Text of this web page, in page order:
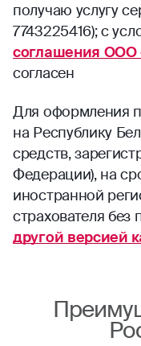
получаю услугу
7743225416); с
соглашения
согласен
Для оформления
на Республику
средств,
Федерации), на
иностранной
страхователя без
другой версией